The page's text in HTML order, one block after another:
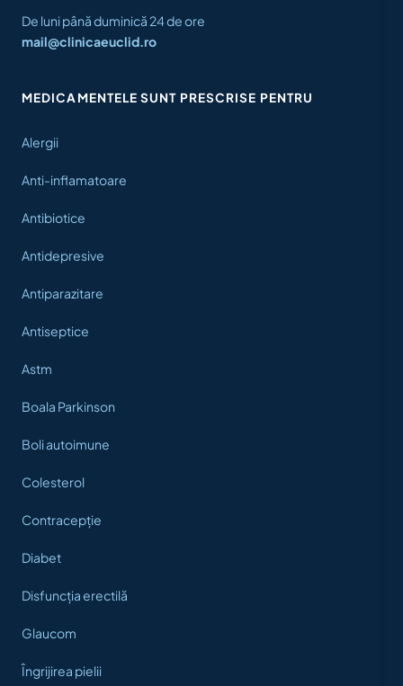
De luni până duminică 24 de ore
mail@clinicaeuclid.ro
MEDICAMENTELE SUNT PRESCRISE PENTRU
Alergii
Anti-inflamatoare
Antibiotice
Antidepresive
Antiparazitare
Antiseptice
Astm
Boala Parkinson
Boli autoimune
Colesterol
Contracepție
Diabet
Disfuncția erectilă
Glaucom
Îngrijirea pielii